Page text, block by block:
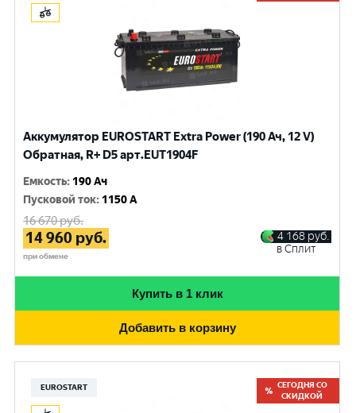
Аккумулятор EUROSTART Extra Power (190 Ач, 12 V)
Обратная, R+ D5 арт.EUT1904F
Емкость: 190 Ач
Пусковой ток: 1150 A
16 670руб.
14 960 руб.
при обмене
4 168 руб.
в Сплит
Купить в 1 клик
Добавить в корзину
EUROSTART
СЕГОДНЯ СО
СКИДКОЙ